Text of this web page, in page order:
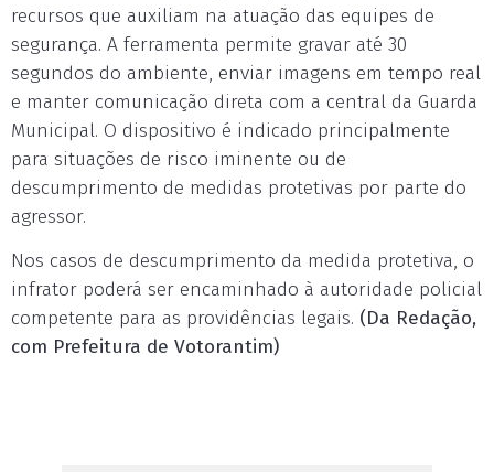
recursos que auxiliam na atuação das equipes de
segurança. A ferramenta permite gravar até 30
segundos do ambiente, enviar imagens em tempo real
e manter comunicação direta com a central da Guarda
Municipal. O dispositivo é indicado principalmente
para situações de risco iminente ou de
descumprimento de medidas protetivas por parte do
agressor.
Nos casos de descumprimento da medida protetiva, o
infrator poderá ser encaminhado à autoridade policial
competente para as providências legais. (Da Redação,
com Prefeitura de Votorantim)